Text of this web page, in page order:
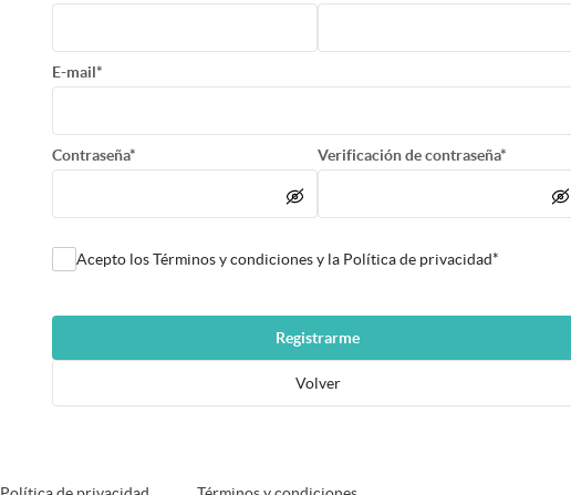
E-mail*
Contraseña* Verificación de contraseña*
Acepto los Términos y condiciones y la Política de privacidad*
Registrarme
Volver